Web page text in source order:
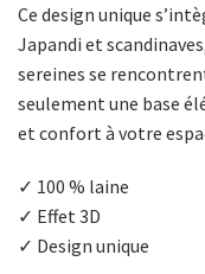
Ce design unique
Japandi et
sereines se
seulement une base
et confort à votre
✓ 100 % laine
✓ Effet 3D
✓ Design unique